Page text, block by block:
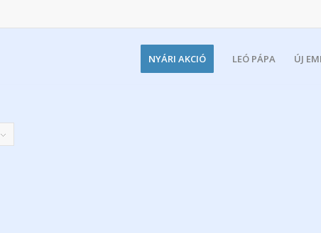
NYÁRI AKCIÓ LEÓ PÁPA ÚJ